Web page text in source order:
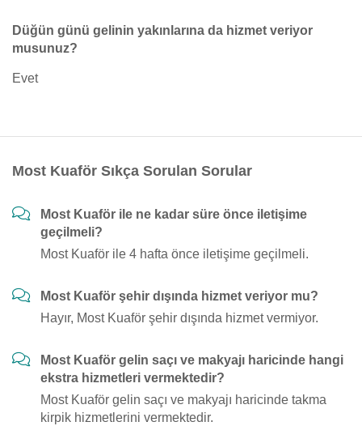
Düğün günü gelinin yakınlarına da hizmet veriyor
musunuz?
Evet
Most Kuaför Sıkça Sorulan Sorular
Most Kuaför ile ne kadar süre önce iletişime
geçilmeli?
Most Kuaför ile 4 hafta önce iletişime geçilmeli.
Most Kuaför şehir dışında hizmet veriyor mu?
Hayır, Most Kuaför şehir dışında hizmet vermiyor.
Most Kuaför gelin saçı ve makyajı haricinde hangi
ekstra hizmetleri vermektedir?
Most Kuaför gelin saçı ve makyajı haricinde takma
kirpik hizmetlerini vermektedir.